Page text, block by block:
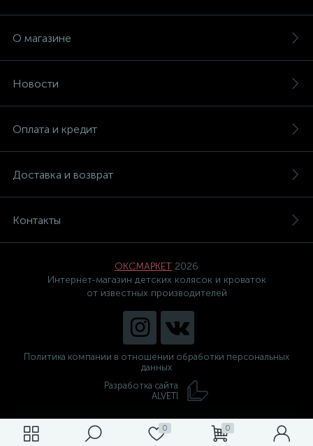
0 0
О магазине
Новости
Оплата и кредит
Доставка и возврат
Контакты
ОКСМАРКЕТ 2026
Интернет-магазин детских колясок и кроваток
от известных производителей
Политика компании в отношении обработки персональных
данных
Разработка сайта
ALVETI